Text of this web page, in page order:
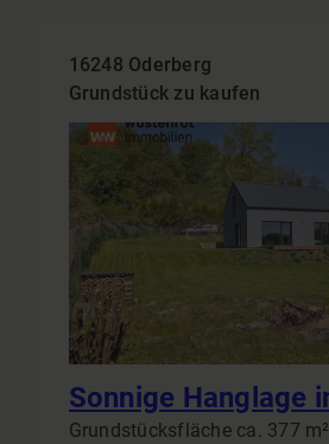
16248 Oderberg
Grundstück zu kaufen
Grundstücksfläche ca. 377 m²